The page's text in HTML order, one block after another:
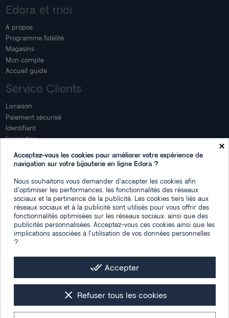
Edora et moi
A propos
Programme fidélité
Magasins
Mon compte
Accueil guide
Service Clients
Livraison
Paiement sécurisé
Identifiant
Inscription
Mon espace
Suivi de commande
Connexion
Créez votre compte
Des questions
Contactez-nous
Facebook
Instagram
LinkedIn
×
Acceptez-vous les cookies pour améliorer votre expérience de
navigation sur votre bijouterie en ligne Edora ?
Nous souhaitons vous demander d'accepter les cookies afin
d'optimiser les performances, les fonctionnalités des réseaux
sociaux et la pertinence de la publicité. Les cookies tiers liés aux
réseaux sociaux et à la publicité sont utilisés pour vous offrir des
fonctionnalités optimisées sur les réseaux sociaux, ainsi que des
publicités personnalisées. Acceptez-vous ces cookies ainsi que les
implications associées à l'utilisation de vos données personnelles
?
done_all Accepter
clear Refuser tous les cookies